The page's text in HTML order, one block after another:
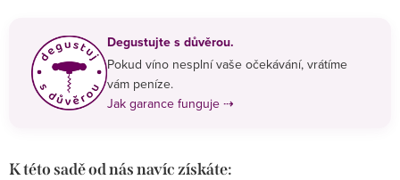
Degustujte s důvěrou.
Pokud víno nesplní vaše očekávání, vrátíme
vám peníze.
Jak garance funguje ⇢
K této sadě od nás navíc získáte: